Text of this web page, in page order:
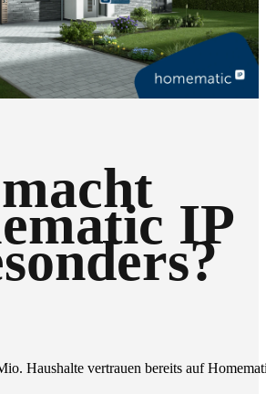
IP
Haushalte vertrauen bereits auf